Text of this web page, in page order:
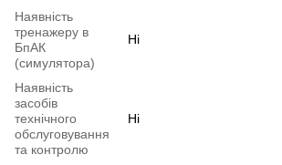
Наявність
тренажеру в
БпАК
(симулятора)
Ні
Наявність
засобів
технічного
обслуговування
та контролю
Ні